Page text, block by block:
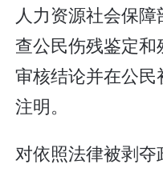
人力资源社会保
查公民伤残鉴定
审核结论并在公
注明。
对依照法律被剥